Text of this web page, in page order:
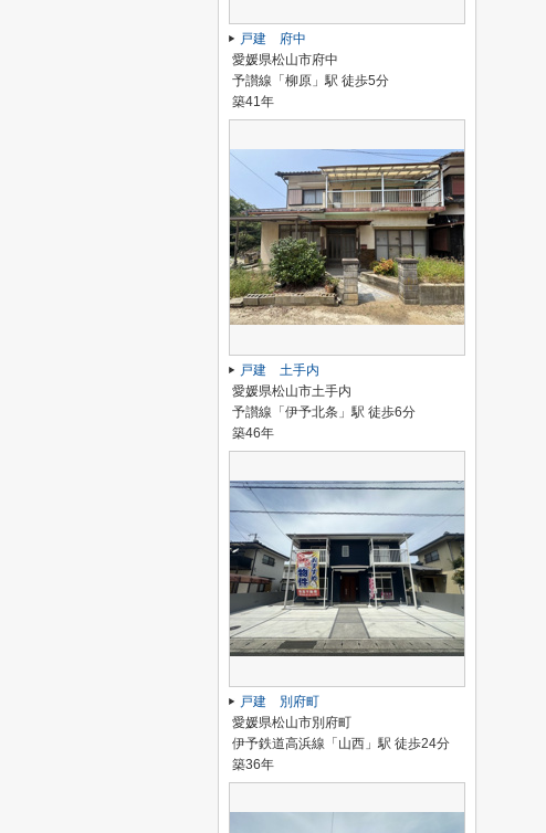
戸建 府中
愛媛県松山市府中
予讃線「柳原」駅 徒歩5分
築41年
戸建 土手内
愛媛県松山市土手内
予讃線「伊予北条」駅 徒歩6分
築46年
戸建 別府町
愛媛県松山市別府町
伊予鉄道高浜線「山西」駅 徒歩24分
築36年